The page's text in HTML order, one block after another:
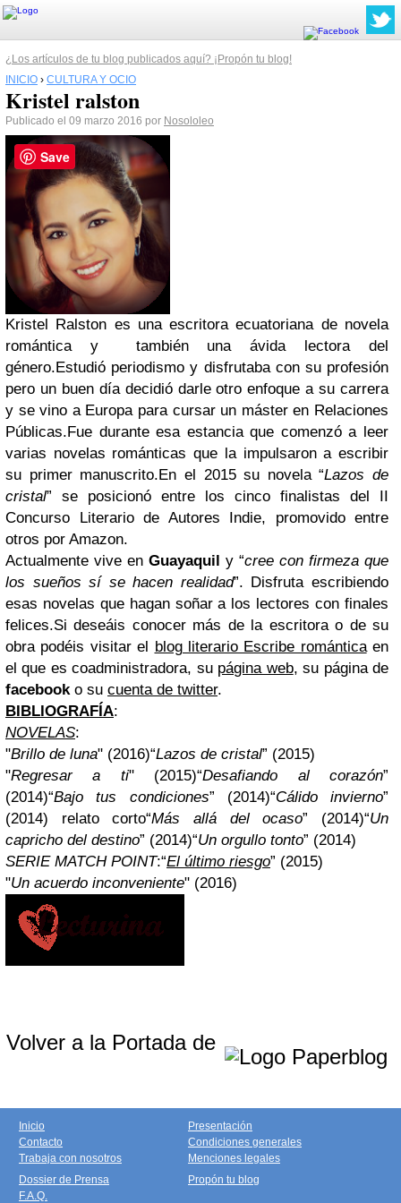
¿Los artículos de tu blog publicados aquí? ¡Propón tu blog!
INICIO › CULTURA Y OCIO
Kristel ralston
Publicado el 09 marzo 2016 por Nosololeo
Kristel Ralston es una escritora ecuatoriana de novela
romántica y también una ávida lectora del
género.Estudió periodismo y disfrutaba con su profesión
pero un buen día decidió darle otro enfoque a su carrera
y se vino a Europa para cursar un máster en Relaciones
Públicas.Fue durante esa estancia que comenzó a leer
varias novelas románticas que la impulsaron a escribir
su primer manuscrito.En el 2015 su novela “Lazos de
cristal” se posicionó entre los cinco finalistas del II
Concurso Literario de Autores Indie, promovido entre
otros por Amazon.
Actualmente vive en Guayaquil y “cree con firmeza que
los sueños sí se hacen realidad”. Disfruta escribiendo
esas novelas que hagan soñar a los lectores con finales
felices.Si deseáis conocer más de la escritora o de su
obra podéis visitar el blog literario Escribe románticaen
el que es coadministradora, su página web, su página de
facebooko su cuenta de twitter.
BIBLIOGRAFÍA:
NOVELAS:
"Brillo de luna" (2016)“Lazos de cristal” (2015)
"Regresar a ti" (2015)“Desafiando al corazón”
(2014)“Bajo tus condiciones” (2014)“Cálido invierno”
(2014) relato corto“Más allá del ocaso” (2014)“Un
capricho del destino” (2014)“Un orgullo tonto” (2014)
SERIE MATCH POINT:“El último riesgo” (2015)
"Un acuerdo inconveniente" (2016)
Volver a la Portada de
Inicio
Contacto
Trabaja con nosotros
Presentación
Condiciones generales
Menciones legales
Dossier de Prensa
F.A.Q.
Propón tu blog
Save